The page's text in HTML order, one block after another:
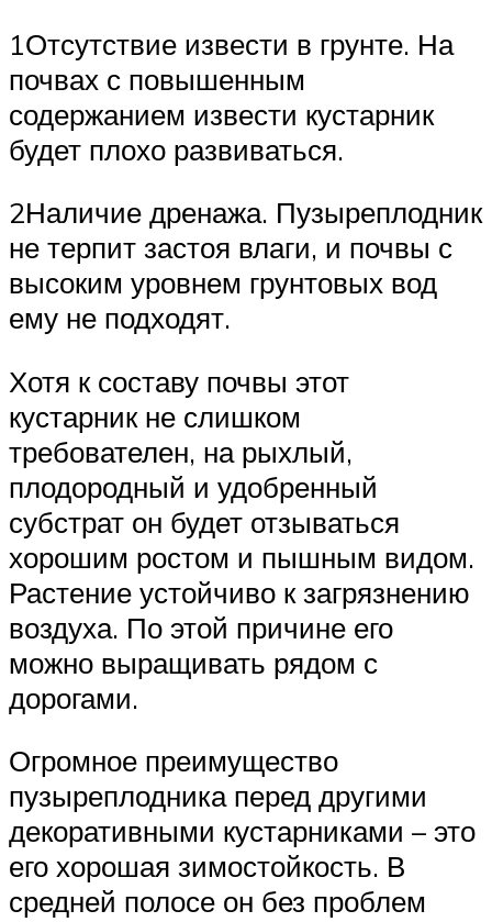
1Отсутствие извести в грунте. На
почвах с повышенным
содержанием извести кустарник
будет плохо развиваться.
2Наличие дренажа. Пузыреплодник
не терпит застоя влаги, и почвы с
высоким уровнем грунтовых вод
ему не подходят.
Хотя к составу почвы этот
кустарник не слишком
требователен, на рыхлый,
плодородный и удобренный
субстрат он будет отзываться
хорошим ростом и пышным видом.
Растение устойчиво к загрязнению
воздуха. По этой причине его
можно выращивать рядом с
дорогами.
Огромное преимущество
пузыреплодника перед другими
декоративными кустарниками – это
его хорошая зимостойкость. В
средней полосе он без проблем